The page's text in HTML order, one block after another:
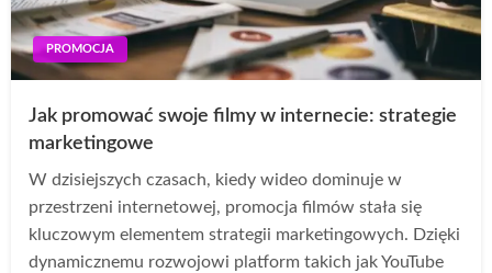
PROMOCJA
Jak promować swoje filmy w internecie: strategie
marketingowe
W dzisiejszych czasach, kiedy wideo dominuje w
przestrzeni internetowej, promocja filmów stała się
kluczowym elementem strategii marketingowych. Dzięki
dynamicznemu rozwojowi platform takich jak YouTube